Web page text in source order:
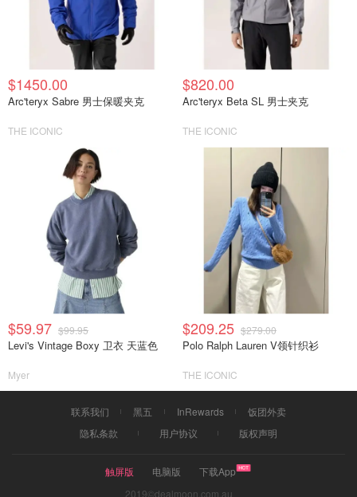
$1450.00
Arc'teryx Sabre 男士保暖夹克
THE ICONIC
$820.00
Arc'teryx Beta SL 男士夹克
THE ICONIC
$59.97 $99.95
Levi's Vintage Boxy 卫衣 天蓝色
Myer
$209.25 $279.00
Polo Ralph Lauren V领针织衫
THE ICONIC
联系我们 黑五 InRewards
饭团外卖
隐私条款
用户协议 版权声明
触屏版 电脑版
下载App
2019©dealmoon.com.au